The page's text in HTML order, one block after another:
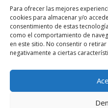
Para ofrecer las mejores
cookies para almacenar y/o
consentimiento de estas
como el comportamiento de
en este sitio. No consentir o
negativamente a ciertas
destornillador plano y philips;
PRODUCTOS